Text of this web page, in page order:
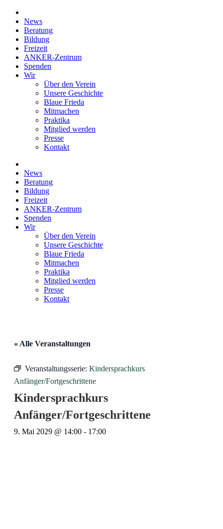
News
Beratung
Bildung
Freizeit
ANKER-Zentrum
Spenden
Wir
Über den Verein
Unsere Geschichte
Blaue Frieda
Mitmachen
Praktika
Mitglied werden
Presse
Kontakt
News
Beratung
Bildung
Freizeit
ANKER-Zentrum
Spenden
Wir
Über den Verein
Unsere Geschichte
Blaue Frieda
Mitmachen
Praktika
Mitglied werden
Presse
Kontakt
« Alle Veranstaltungen
Veranstaltungsserie: Kindersprachkurs
Anfänger/Fortgeschrittene
Kindersprachkurs
Anfänger/Fortgeschrittene
9. Mai 2029 @ 14:00 - 17:00